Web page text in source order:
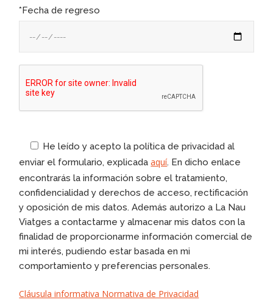
*Fecha de regreso
He leído y acepto la política de privacidad al
enviar el formulario, explicadaaquí. En dicho enlace
encontrarás la información sobre el tratamiento,
confidencialidad y derechos de acceso, rectificación
y oposición de mis datos. Además autorizo a La Nau
Viatges a contactarme y almacenar mis datos con la
finalidad de proporcionarme información comercial de
mi interés, pudiendo estar basada en mi
comportamiento y preferencias personales.
Cláusula informativa Normativa de Privacidad